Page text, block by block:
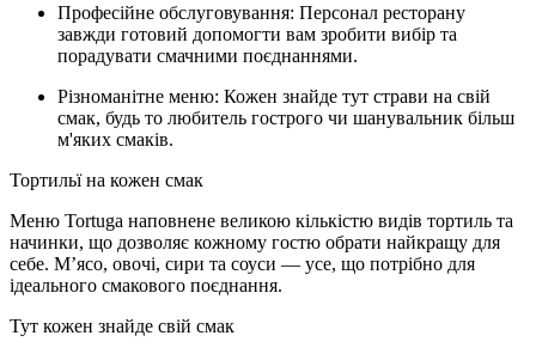
Професійне обслуговування: Персонал ресторану
завжди готовий допомогти вам зробити вибір та
порадувати смачними поєднаннями.
Різноманітне меню: Кожен знайде тут страви на свій
смак, будь то любитель гострого чи шанувальник більш
м'яких смаків.
Тортильї на кожен смак
Меню Tortuga наповнене великою кількістю видів тортиль та
начинки, що дозволяє кожному гостю обрати найкращу для
себе. М’ясо, овочі, сири та соуси — усе, що потрібно для
ідеального смакового поєднання.
Тут кожен знайде свій смак